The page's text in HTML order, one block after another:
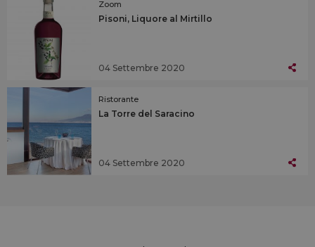
Zoom
Pisoni, Liquore al Mirtillo
04 Settembre 2020
Ristorante
La Torre del Saracino
04 Settembre 2020